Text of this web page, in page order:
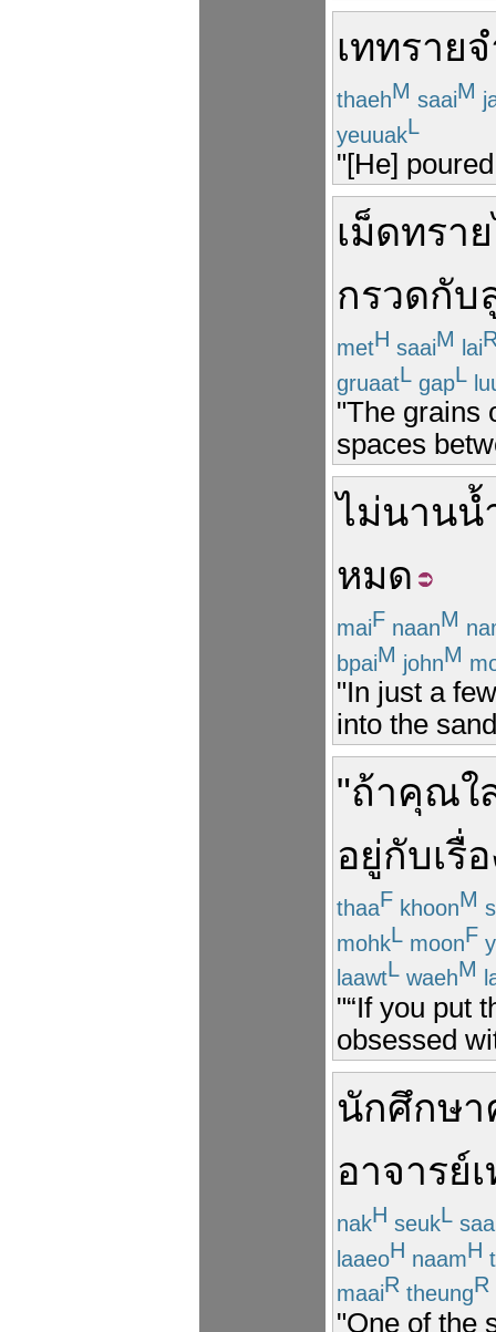
เททราย
thaehM saaiM
yeuuakL
"[He]
เม็ดทราย
กรวดกับ
metH saaiM lai
gruaatL gapL
"The grains
spaces
ไม่นานน้
หมด
maiF naanM
bpaiM johnM
"In just a
into the
"ถ้าคุณใ
อยู่กับเรื่
thaaF khoonM
mohkL moonF
laawtL waehM
"“If you put
obsessed
นักศึกษา
อาจารย์
nakH seukL saa
laaeoH naamH
maaiR theungR
"One of the